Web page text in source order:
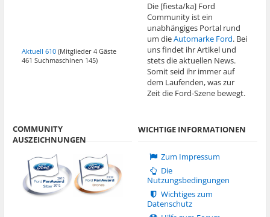
Aktuell 610 (Mitglieder 4 Gäste
461 Suchmaschinen 145)
Die [fiesta/ka] Ford
Community ist ein
unabhängiges Portal rund
um dieAutomarke Ford. Bei
uns findet ihr Artikel und
stets die aktuellen News.
Somit seid ihr immer auf
dem Laufenden, was zur
Zeit die Ford-Szene bewegt.
COMMUNITY
AUSZEICHNUNGEN
WICHTIGE INFORMATIONEN
Zum Impressum
Die
Nutzungsbedingungen
Wichtiges zum
Datenschutz